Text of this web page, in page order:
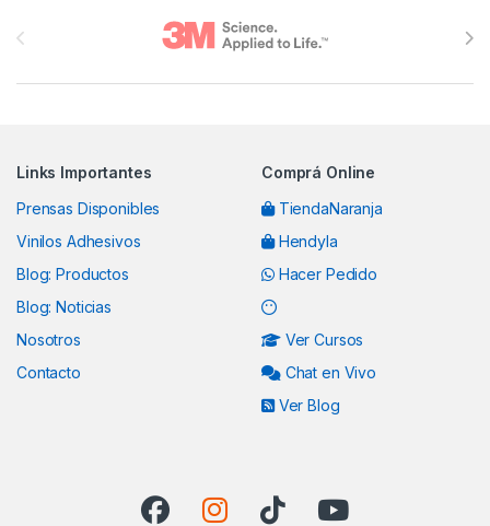
Links Importantes
Prensas Disponibles
Vinilos Adhesivos
Blog: Productos
Blog: Noticias
Nosotros
Contacto
Comprá Online
TiendaNaranja
Hendyla
Hacer Pedido
Ver Cursos
Chat en Vivo
Ver Blog